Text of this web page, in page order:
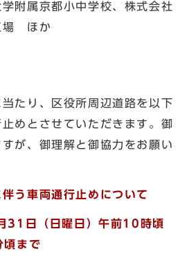
附属京都小中学校、株式会社
場 ほか
たり、区役所周辺道路を以下
めとさせていただきます。御
が、御理解と御協力をお願い
う車両通行止めについて
31日（日曜日）午前10時頃
まで